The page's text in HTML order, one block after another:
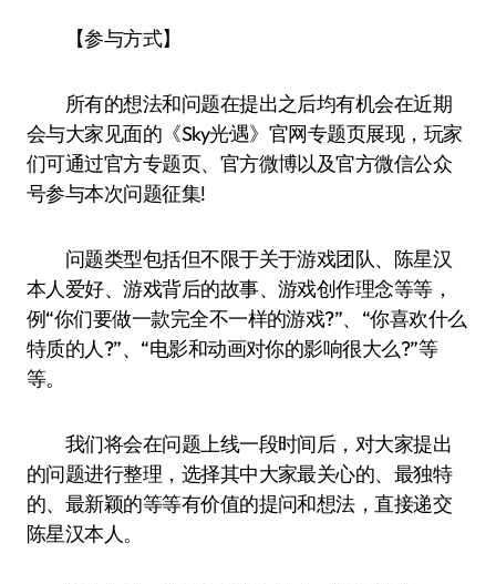
【参与方式】
所有的想法和问题在提出之后均有机会在近期
会与大家见面的《Sky光·遇》官网专题页展现，玩家
们可通过官方专题页、官方微博以及官方微信公众
号参与本次问题征集!
问题类型包括但不限于关于游戏团队、陈星汉
本人爱好、游戏背后的故事、游戏创作理念等等，
例“你们要做一款完全不一样的游戏?”、“你喜欢什么
特质的人?”、“电影和动画对你的影响很大么?”等
等。
我们将会在问题上线一段时间后，对大家提出
的问题进行整理，选择其中大家最关心的、最独特
的、最新颖的等等有价值的提问和想法，直接递交
陈星汉本人。